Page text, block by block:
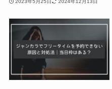
2023年5月25日 2024年12月13日